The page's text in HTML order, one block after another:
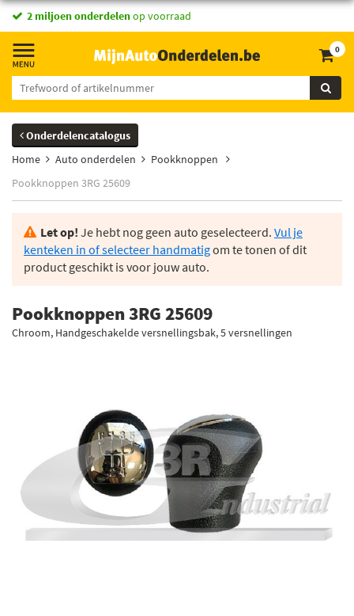
2 miljoen onderdelenop voorraad
0
Onderdelencatalogus
Home
Auto onderdelen
Pookknoppen
Pookknoppen 3RG 25609
Let op! Je hebt nog geen auto geselecteerd. Vul je
kenteken in of selecteer handmatigom te tonen of dit
product geschikt is voor jouw auto.
Pookknoppen 3RG 25609
Chroom, Handgeschakelde versnellingsbak, 5 versnellingen